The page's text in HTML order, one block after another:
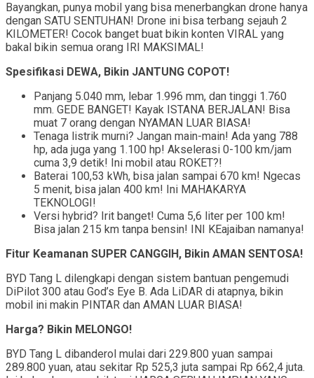
Bayangkan, punya mobil yang bisa menerbangkan drone hanya
dengan SATU SENTUHAN! Drone ini bisa terbang sejauh 2
KILOMETER! Cocok banget buat bikin konten VIRAL yang
bakal bikin semua orang IRI MAKSIMAL!
Spesifikasi DEWA, Bikin JANTUNG COPOT!
Panjang 5.040 mm, lebar 1.996 mm, dan tinggi 1.760
mm. GEDE BANGET! Kayak ISTANA BERJALAN! Bisa
muat 7 orang dengan NYAMAN LUAR BIASA!
Tenaga listrik murni? Jangan main-main! Ada yang 788
hp, ada juga yang 1.100 hp! Akselerasi 0-100 km/jam
cuma 3,9 detik! Ini mobil atau ROKET?!
Baterai 100,53 kWh, bisa jalan sampai 670 km! Ngecas
5 menit, bisa jalan 400 km! Ini MAHAKARYA
TEKNOLOGI!
Versi hybrid? Irit banget! Cuma 5,6 liter per 100 km!
Bisa jalan 215 km tanpa bensin! INI KEajaiban namanya!
Fitur Keamanan SUPER CANGGIH, Bikin AMAN SENTOSA!
BYD Tang L dilengkapi dengan sistem bantuan pengemudi
DiPilot 300 atau God’s Eye B. Ada LiDAR di atapnya, bikin
mobil ini makin PINTAR dan AMAN LUAR BIASA!
Harga? Bikin MELONGO!
BYD Tang L dibanderol mulai dari 229.800 yuan sampai
289.800 yuan, atau sekitar Rp 525,3 juta sampai Rp 662,4 juta.